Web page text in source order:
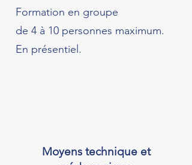
Formation en groupe
de 4 à 10 personnes maximum.
En présentiel.
Moyens technique et